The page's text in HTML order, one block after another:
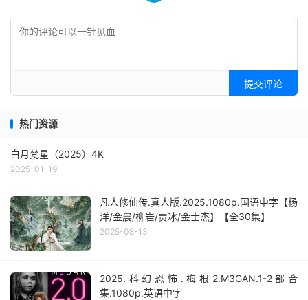
提交评论
热门资源
白月梵星（2025）4K
2025-01-19
凡人修仙传.真人版.2025.1080p.国语中字【杨
洋/金晨/柳岩/贾冰/金士杰】【全30集】
2025-08-13
2025.科幻恐怖.梅根2.M3GAN.1-2部合
集.1080p.英语中字